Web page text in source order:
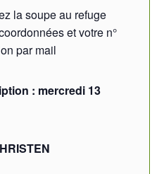
la soupe au refuge
et votre n°
par mail
: mercredi 13